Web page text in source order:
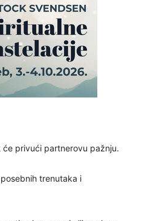
će privući partnerovu pažnju.
trenutaka i